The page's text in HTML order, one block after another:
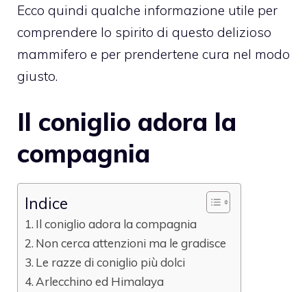
Ecco quindi qualche informazione utile per
comprendere lo spirito di questo delizioso
mammifero e per prendertene cura nel modo
giusto.
Il coniglio adora la
compagnia
Indice
Il coniglio adora la compagnia
Non cerca attenzioni ma le gradisce
Le razze di coniglio più dolci
Arlecchino ed Himalaya